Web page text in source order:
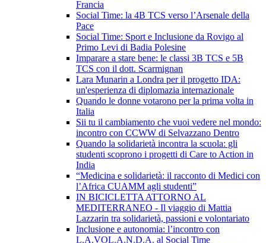
Francia
Social Time: la 4B TCS verso l’Arsenale della
Pace
Social Time: Sport e Inclusione da Rovigo al
Primo Levi di Badia Polesine
Imparare a stare bene: le classi 3B TCS e 5B
TCS con il dott. Scarmignan
Lara Munarin a Londra per il progetto IDA:
un'esperienza di diplomazia internazionale
Quando le donne votarono per la prima volta in
Italia
Sii tu il cambiamento che vuoi vedere nel mondo:
incontro con CCWW di Selvazzano Dentro
Quando la solidarietà incontra la scuola: gli
studenti scoprono i progetti di Care to Action in
India
“Medicina e solidarietà: il racconto di Medici con
l’Africa CUAMM agli studenti”
IN BICICLETTA ATTORNO AL
MEDITERRANEO - Il viaggio di Mattia
Lazzarin tra solidarietà, passioni e volontariato
Inclusione e autonomia: l’incontro con
L.A.VOL.A.N.D.A. al Social Time